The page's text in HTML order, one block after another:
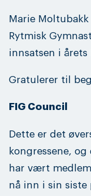
Marie
Rytmisk
innsatsen i
Gratulerer til
FIG Council
Dette er det
kongressene,
har vært
nå inn i sin siste